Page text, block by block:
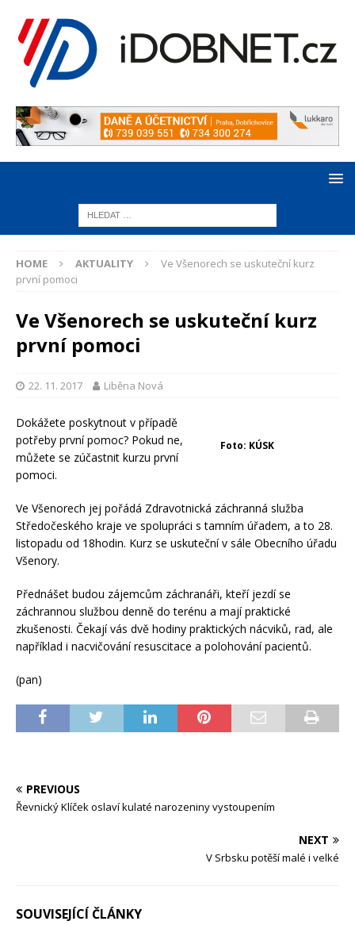
HOME AKTUALITY
Ve Všenorech se uskuteční kurz
první pomoci
Ve Všenorech se uskuteční kurz
první pomoci
22. 11. 2017 Liběna Nová
Foto: KÚSK
Dokážete poskytnout v případě
potřeby první pomoc? Pokud ne,
můžete se zúčastnit kurzu první
pomoci.
Ve Všenorech jej pořádá Zdravotnická záchranná služba
Středočeského kraje ve spolupráci s tamním úřadem, a to 28.
listopadu od 18hodin. Kurz se uskuteční v sále Obecního úřadu
Všenory.
Přednášet budou zájemcům záchranáři, kteří jezdí se
záchrannou službou denně do terénu a mají praktické
zkušenosti. Čekají vás dvě hodiny praktických nácviků, rad, ale
například i nacvičování resuscitace a polohování pacientů.
(pan)
PREVIOUS
Řevnický Klíček oslaví kulaté narozeniny vystoupením
NEXT
V Srbsku potěší malé i velké
SOUVISEJÍCÍ ČLÁNKY